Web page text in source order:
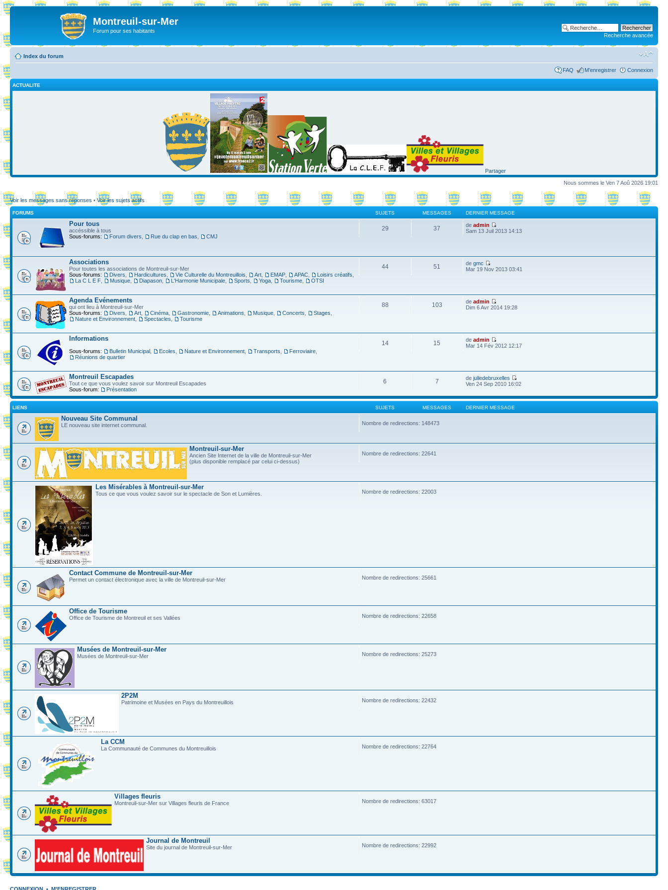
Montreuil-sur-Mer
Forum pour ses habitants
Recherche avancée
Index du forum
FAQ M’enregistrer Connexion
ACTUALITE
Partager
Nous sommes le Ven 7 Aoû 2026 19:01
Voir les messages sans réponses •Voir les sujets actifs
FORUMS SUJETS MESSAGES DERNIER MESSAGE
Pour tous
accéssible à tous
Sous-forums:
Forum divers Rue du clap en bas CMJ
29 37 deadmin
Sam 13 Juil 2013 14:13
Associations
Pour toutes les associations de Montreuil-sur-Mer
Sous-forums:
Divers Hardicultures Vie Culturelle du Montreuillois Art EMAP APAC Loisirs créatifs
La C L E F
Musique Diapason L'Harmonie Municipale Sports Yoga Tourisme OTSI
44 51 degmc
Mar 19 Nov 2013 03:41
Agenda Evénements
qui ont lieu à Montreuil-sur-Mer
Sous-forums:
Divers Art Cinéma Gastronomie Animations Musique Concerts Stages
Nature et Environnement
Spectacles Tourisme
88 103 deadmin
Dim 6 Avr 2014 19:28
Informations
Sous-forums: Bulletin Municipal Ecoles Nature et Environnement Transports Ferroviaire
Réunions de quartier
14 15 deadmin
Mar 14 Fév 2012 12:17
Montreuil Escapades
Tout ce que vous voulez savoir sur Montreuil Escapades
Sous-forum:
Présentation
6 7 dejuliedebruxelles
Ven 24 Sep 2010 16:02
LIENS SUJETS MESSAGES DERNIER MESSAGE
Nouveau Site Communal
LE nouveau site internet communal. Nombre de redirections: 148473
Montreuil-sur-Mer
Ancien Site Internet de la ville de Montreuil-sur-Mer
(plus disponible remplacé par celui ci-dessus)
Nombre de redirections: 22641
Les Misérables à Montreuil-sur-Mer
Tous ce que vous voulez savoir sur le spectacle de Son et Lumières. Nombre de redirections: 22003
Contact Commune de Montreuil-sur-Mer
Permet un contact électronique avec la ville de Montreuil-sur-Mer Nombre de redirections: 25661
Office de Tourisme
Office de Tourisme de Montreuil et ses Vallées Nombre de redirections: 22658
Musées de Montreuil-sur-Mer
Musées de Montreuil-sur-Mer Nombre de redirections: 25273
2P2M
Patrimoine et Musées en Pays du Montreuillois Nombre de redirections: 22432
La CCM
La Communauté de Communes du Montreuillois Nombre de redirections: 22764
Villages fleuris
Montreuil-sur-Mer sur Villages fleuris de France Nombre de redirections: 63017
Journal de Montreuil
Site du journal de Montreuil-sur-Mer Nombre de redirections: 22992